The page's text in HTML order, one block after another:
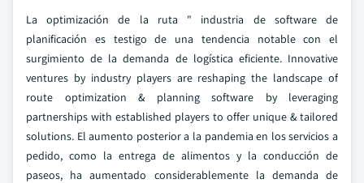
La optimización de la ruta " industria de software de
planificación es testigo de una tendencia notable con el
surgimiento de la demanda de logística eficiente. Innovative
ventures by industry players are reshaping the landscape of
route optimization & planning software by leveraging
partnerships with established players to offer unique & tailored
solutions. El aumento posterior a la pandemia en los servicios a
pedido, como la entrega de alimentos y la conducción de
paseos, ha aumentado considerablemente la demanda de